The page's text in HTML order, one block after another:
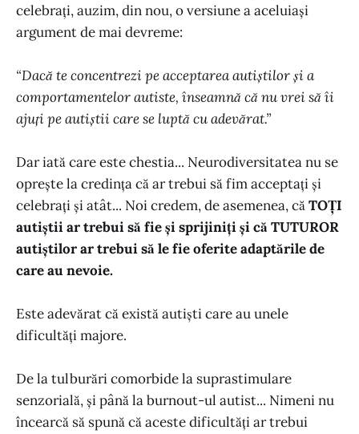
celebrați, auzim, din nou, o versiune a aceluiași
argument de mai devreme:
“Dacă te concentrezi pe acceptarea autiștilor și a
comportamentelor autiste, înseamnă că nu vrei să îi
ajuți pe autiștii care se luptă cu adevărat.”
Dar iată care este chestia... Neurodiversitatea nu se
oprește la credința că ar trebui să fim acceptați și
celebrați și atât... Noi credem, de asemenea, căTOȚI
autiștii ar trebui să fie și sprijiniți și că TUTUROR
autiștilor ar trebui să le fie oferite adaptările de
care au nevoie.
Este adevărat că există autiști care au unele
dificultăți majore.
De la tulburări comorbide la suprastimulare
senzorială, și până la burnout-ul autist... Nimeni nu
încearcă să spună că aceste dificultăți ar trebui